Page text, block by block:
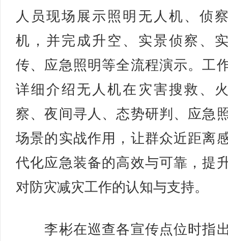
人员现场展示照明无人机、侦
机，并完成升空、实景侦察、
传、应急照明等全流程演示。工
详细介绍无人机在灾害搜救、
察、夜间寻人、态势研判、应急
场景的实战作用，让群众近距离
代化应急装备的高效与可靠，提
对防灾减灾工作的认知与支持。
李彬在巡查各宣传点位时指